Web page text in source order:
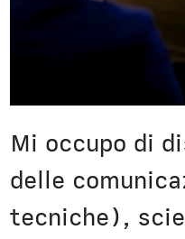
Mi occupo di
delle
tecniche),